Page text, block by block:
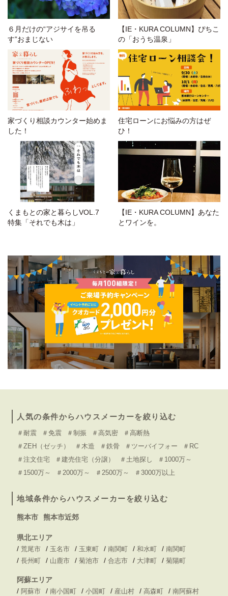
６月だけの“アジサイを吊る
す”おまじない
【IE・KURA COLUMN】ぴちこ
の「おうち温泉」
家づくり相談カウンター始めま
した！
住宅ローンにお悩みの方はぜ
ひ！
くまもとの家と暮らしVOL.7
特集「それでも木は」
【IE・KURA COLUMN】あなた
とワインを。
人気の条件からハウスメーカーを絞り込む
＃耐震 ＃免震 ＃制振 ＃高気密
＃高断熱
＃ZEH（ゼッチ）
＃木造 ＃鉄骨 ＃ツーバイフォー
＃RC
＃注文住宅
＃建売住宅（分譲） ＃土地探し
＃1000万～
＃1500万～
＃2000万～ ＃2500万～ ＃3000万以上
地域条件からハウスメーカーを絞り込む
熊本市 熊本市近郊
県北エリア
/ 荒尾市 / 玉名市 / 玉東町 / 南関町 / 和水町 / 南関町
/ 長州町 / 山鹿市 / 菊池市 / 合志市 / 大津町 / 菊陽町
阿蘇エリア
/ 阿蘇市 / 南小国町 / 小国町 / 産山村 / 高森町 / 南阿蘇村